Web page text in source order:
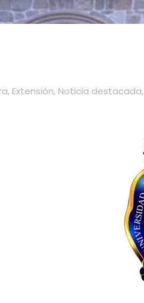
Extensión, Noticia destacada,